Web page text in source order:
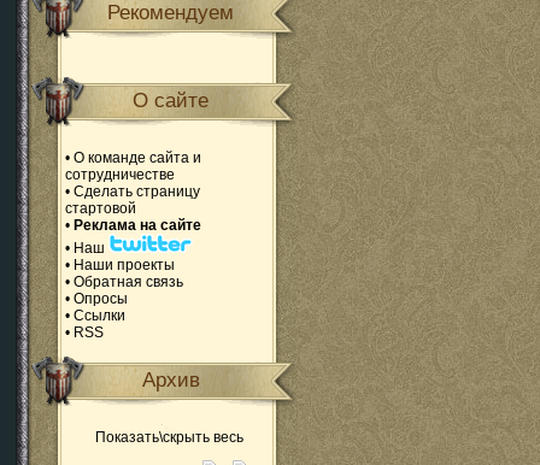
Рекомендуем
О сайте
• О команде сайта и
сотрудничестве
• Сделать страницу
стартовой
• Реклама на сайте
• Наш
• Наши проекты
• Обратная связь
• Опросы
• Ссылки
• RSS
Архив
Показать\скрыть весь